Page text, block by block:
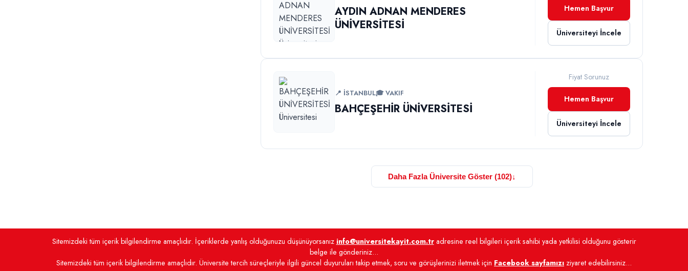
AYDIN ADNAN MENDERES
ÜNİVERSİTESİ
Hemen Başvur
Üniversiteyi İncele
📍 İSTANBUL🎓 VAKIF
BAHÇEŞEHİR ÜNİVERSİTESİ
Fiyat Sorunuz
Hemen Başvur
Üniversiteyi İncele
Daha Fazla Üniversite Göster (102)↓
Sitemizdeki tüm içerik bilgilendirme amaçlıdır. İçeriklerde yanlış olduğunuzu düşünüyorsanız info@universitekayit.com.tradresine reel bilgileri içerik sahibi yada yetkilisi olduğunu gösterir
belge ile gönderiniz...
Sitemizdeki tüm içerik bilgilendirme amaçlıdır. Üniversite tercih süreçleriyle ilgili güncel duyuruları takip etmek, soru ve görüşlerinizi iletmek için Facebook sayfamızı ziyaret edebilirsiniz...